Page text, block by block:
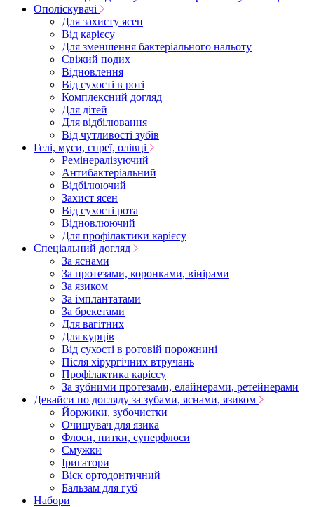
Ополіскувачі
Для захисту ясен
Від карієсу
Для зменшення бактеріального нальоту
Свіжий подих
Відновлення
Від сухості в роті
Комплексний догляд
Для дітей
Для відбілювання
Від чутливості зубів
Гелі, муси, спреї, олівці
Ремінералізуючий
Антибактеріальний
Відбілюючий
Захист ясен
Від сухості рота
Відновлюючий
Для профілактики карієсу
Спеціальний догляд
За яснами
За протезами, коронками, вінірами
За язиком
За імплантатами
За брекетами
Для вагітних
Для курців
Від сухості в ротовій порожнині
Після хірургічних втручань
Профілактика карієсу
За зубними протезами, елайнерами, ретейнерами
Девайси по догляду за зубами, яснами, язиком
Йоржики, зубочистки
Очищувач для язика
Флоси, нитки, суперфлоси
Смужки
Іригатори
Віск ортодонтичний
Бальзам для губ
Набори